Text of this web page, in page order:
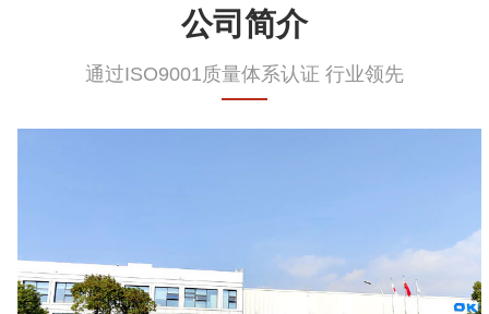
公司简介
通过ISO9001质量体系认证 行业领先